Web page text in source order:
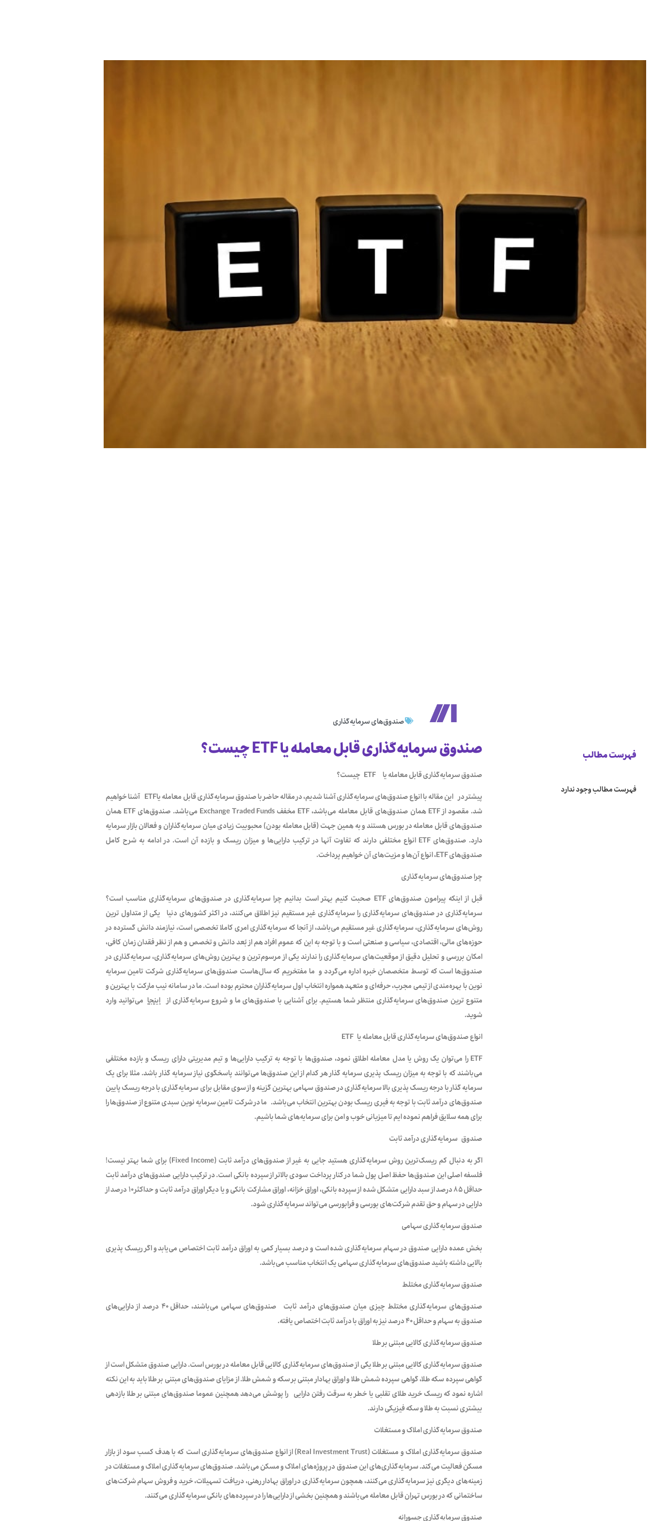
صندوق‌های سرمایه‌گذاری
فهرست مطالب
فهرست مطالب وجود ندارد
صندوق سرمایه‌گذاری قابل معامله یا ETF چیست؟
صندوق سرمایه‌گذاری قابل معامله یا ETF
چیست؟
پیشتر در این مقاله با انواع صندوق‌های سرمایه‌گذاری آشنا شدیم، در مقاله حاضر با صندوق سرمایه‌گذاری قابل معامله یاETF آشنا خواهیم
شد. مقصود از ETF همان صندوق‌های قابل معامله می‌باشد، ETF مخفف Exchange Traded Funds می‌باشد. صندوق‌های ETF همان
صندوق‌های قابل معامله در بورس هستند و به همین جهت (قابل معامله بودن) محبوبیت زیادی میان سرمایه‌گذاران و فعالان بازار سرمایه
دارد. صندوق‌های ETF انواع مختلفی دارند که تفاوت آنها در ترکیب دارایی‌ها و میزان ریسک و بازده آن است. در ادامه به شرح کامل
صندوق‌های ETF، انواع آن‌ها و مزیت‌های آن خواهیم پرداخت.
چرا صندوق‌های سرمایه‌گذاری
قبل از اینکه پیرامون صندوق‌های ETF صحبت کنیم بهتر است بدانیم چرا سرمایه‌گذاری در صندوق‌های سرمایه‌گذاری مناسب است؟
سرمایه‌گذاری در صندوق‌های سرمایه‌گذاری را سرمایه‌گذاری غیر مستقیم نیز اطلاق می‌کنند، در اکثر کشورهای دنیا یکی از متداول ترین
روش‌های سرمایه‌گذاری، سرمایه‌گذاری غیر مستقیم می‌باشد، از آنجا که سرمایه‌گذاری امری کاملا تخصصی است، نیازمند دانش گسترده در
حوزه‌های مالی، اقتصادی، سیاسی و صنعتی است و با توجه به این که عموم افراد هم از بُعد دانش و تخصص و هم از نظر فقدان زمان کافی،
امکان بررسی و تحلیل دقیق از موقعیت‌های سرمایه‌گذاری را ندارند یکی از مرسوم‌ترین و بهترین روش‌های سرمایه‌گذاری، سرمایه‌گذاری در
صندوق‌ها است که توسط متخصصان خبره اداره می‌گردد و ما مفتخریم که سال‌هاست صندوق‌های سرمایه‌گذاری شرکت تامین سرمایه
نوین با بهره‌مندی از تیمی مجرب، حرفه‌ای و متعهد همواره انتخاب اول سرمایه‌گذاران محترم بوده است. ما در سامانه نیب مارکت با بهترین و
متنوع ترین صندوق‌های سرمایه‌گذاری منتظر شما هستیم. برای آشنایی با صندوق‌های ما و شروع سرمایه‌گذاری ازاینجامی‌توانید وارد
شوید.
انواع صندوق‌های سرمایه‌گذاری قابل معامله یاETF
ETF را می‌توان یک روش یا مدل معامله اطلاق نمود، صندوق‌ها با توجه به ترکیب دارایی‌ها و تیم مدیریتی دارای ریسک و بازده مختلفی
می‌باشند که با توجه به میزان ریسک پذیری سرمایه گذار هر کدام از این صندوق‌ها می‌توانند پاسخگوی نیاز سرمایه گذار باشد. مثلا برای یک
سرمایه گذار با درجه ریسک پذیری بالا سرمایه‌گذاری در صندوق سهامی بهترین گزینه و از سوی مقابل برای سرمایه‌گذاری با درجه ریسک پایین
صندوق‌های درآمد ثابت با توجه به فیری ریسک بودن بهترین انتخاب می‌باشد. ما در شرکت تامین سرمایه نوین سبدی متنوع از صندوق‌ها را
برای همه سلایق فراهم نموده ایم تا میزبانی خوب و امن برای سرمایه‌های شما باشیم.
صندوق سرمایه‌گذاری درآمد ثابت
اگر به دنبال کم ریسک‌ترین روش سرمایه‌گذاری هستید جایی به غیر از صندوق‌های درآمد ثابت (Fixed Income) برای شما بهتر نیست!
فلسفه اصلی این صندوق‌ها حفظ اصل پول شما در کنار پرداخت سودی بالاتر از سپرده بانکی است. در ترکیب دارایی صندوق‌های درآمد ثابت
حداقل ۸۵ درصد از سبد دارایی متشکل شده از سپرده بانکی، اوراق خزانه، اوراق مشارکت بانکی و یا دیگر اوراق درآمد ثابت و حداکثر ۱۰ درصد از
دارایی در سهام و حق تقدم شرکت‌های بورسی و فرابورسی می‌تواند سرمایه‌گذاری شود.
صندوق سرمایه‌گذاری سهامی
بخش عمده دارایی صندوق در سهام سرمایه‌گذاری شده است و درصد بسیار کمی به اوراق درآمد ثابت اختصاص می‌یابد و اگر ریسک پذیری
بالایی داشته باشید صندوق‌های سرمایه‌گذاری سهامی یک انتخاب مناسب می‌باشد.
صندوق سرمایه‌گذاری مختلط
صندوق‌های سرمایه‌گذاری مختلط چیزی میان صندوق‌های درآمد ثابت صندوق‌های سهامی می‌باشند، حداقل ۴۰ درصد از دارایی‌های
صندوق به سهام و حداقل ۴۰ درصد نیز به اوراق با درآمد ثابت اختصاص یافته.
صندوق سرمایه‌گذاری کالایی مبتنی بر طلا
صندوق سرمایه‌گذاری کالایی مبتنی بر طلا یکی از صندوق‌های سرمایه‌گذاری کالایی قابل معامله در بورس است. دارایی صندوق متشکل است از
گواهی سپرده سکه طلا، گواهی سپرده شمش طلا و اوراق بهادار مبتنی بر سکه و شمش طلا. از مزایای صندوق‌های مبتنی بر طلا باید به این نکته
اشاره نمود که ریسک خرید طلای تقلبی یا خطر به سرقت رفتن دارایی را پوشش می‌دهد همچنین عموما صندوق‌های مبتنی بر طلا بازدهی
بیشتری نسبت به طلا و سکه فیزیکی دارند.
صندوق سرمایه‌گذاری املاک و مستغلات
صندوق سرمایه‌گذاری املاک و مستغلات (Real Investment Trust) از انواع صندوق‌های سرمایه‌گذاری است که با هدف کسب سود از بازار
مسکن فعالیت می‌کند. سرمایه‌گذاری‌های این صندوق در پروژه‌‌های املاک و مسکن می‌باشد. صندوق‌های سرمایه‌گذاری املاک و مستغلات در
زمینه‌های دیگری نیز سرمایه‌گذاری می‌کنند، همچون سرمایه‌گذاری در اوراق بهادار رهنی، دریافت تسهیلات، خرید و فروش سهام شرکت‌‌های
ساختمانی که در بورس تهران قابل معامله می‌باشند و همچنین بخشی از دارایی‌ها را در سپرده‌‌های بانکی سرمایه‌گذاری می‌کنند.
صندوق سرمایه‌گذاری جسورانه